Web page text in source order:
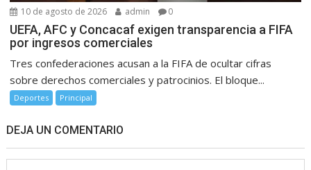
10 de agosto de 2026 admin 0
UEFA, AFC y Concacaf exigen transparencia a FIFA
por ingresos comerciales
Tres confederaciones acusan a la FIFA de ocultar cifras
sobre derechos comerciales y patrocinios. El bloque...
Deportes Principal
DEJA UN COMENTARIO